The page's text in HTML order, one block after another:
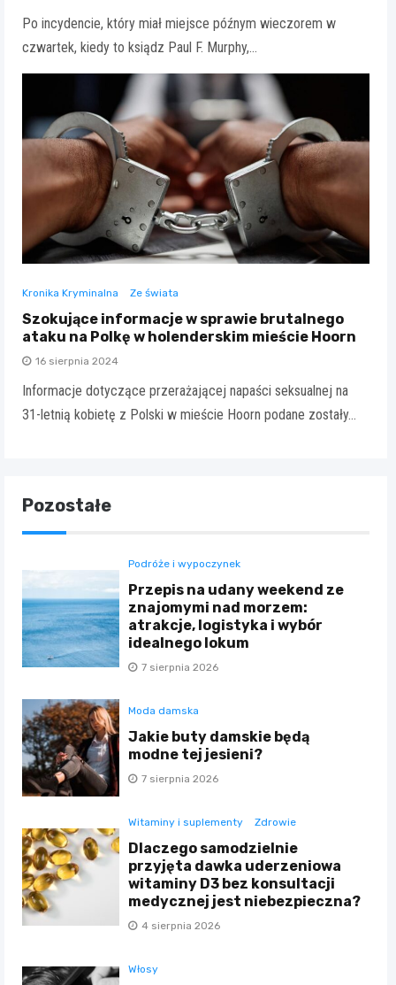
Po incydencie, który miał miejsce późnym wieczorem w
czwartek, kiedy to ksiądz Paul F. Murphy,…
Kronika Kryminalna Ze świata
Szokujące informacje w sprawie brutalnego
ataku na Polkę w holenderskim mieście Hoorn
16 sierpnia 2024
Informacje dotyczące przerażającej napaści seksualnej na
31-letnią kobietę z Polski w mieście Hoorn podane zostały…
Pozostałe
Podróże i wypoczynek
Przepis na udany weekend ze
znajomymi nad morzem:
atrakcje, logistyka i wybór
idealnego lokum
7 sierpnia 2026
Moda damska
Jakie buty damskie będą
modne tej jesieni?
7 sierpnia 2026
Witaminy i suplementy Zdrowie
Dlaczego samodzielnie
przyjęta dawka uderzeniowa
witaminy D3 bez konsultacji
medycznej jest niebezpieczna?
4 sierpnia 2026
Włosy